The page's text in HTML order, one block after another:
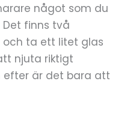
något som du
finns två
och ta ett litet glas
njuta riktigt
efter är det bara att